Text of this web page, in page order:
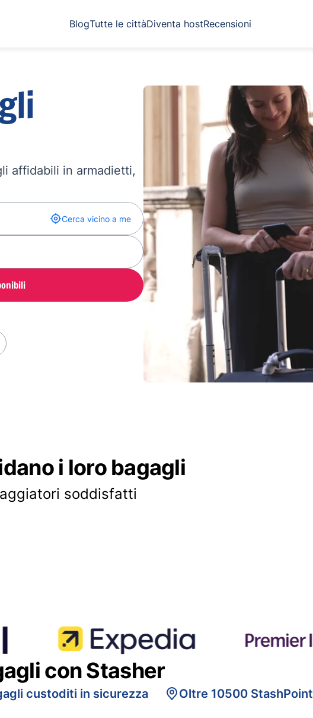
BlogTutte le cittàDiventa hostRecensioni
affidabili in armadietti,
Cerca vicino a me
i loro bagagli
soddisfatti
con Stasher
custoditi in sicurezza Oltre 10500 StashPoint